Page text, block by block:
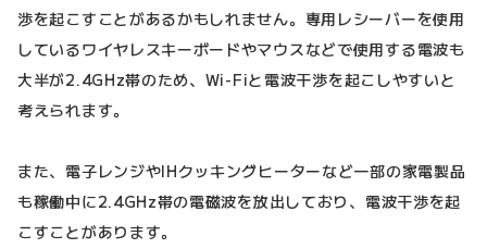
渉を起こすことがあるかもしれません。専用レシーバーを使用
しているワイヤレスキーボードやマウスなどで使用する電波も
大半が2.4GHz帯のため、Wi-Fiと電波干渉を起こしやすいと
考えられます。
また、電子レンジやIHクッキングヒーターなど一部の家電製品
も稼働中に2.4GHz帯の電磁波を放出しており、電波干渉を起
こすことがあります。